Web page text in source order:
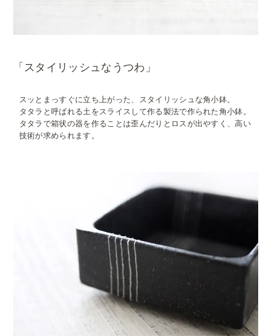
「スタイリッシュなうつわ」
スッとまっすぐに立ち上がった、スタイリッシュな角小鉢。
タタラと呼ばれる土をスライスして作る製法で作られた角小鉢。
タタラで箱状の器を作ることは歪んだりとロスが出やすく、高い
技術が求められます。